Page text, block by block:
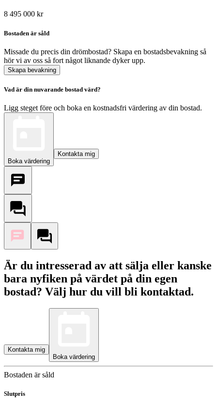
8 495 000 kr
Bostaden är såld
Missade du precis din drömbostad? Skapa en bostadsbevakning så
hör vi av oss så fort något liknande dyker upp.
Skapa bevakning
Vad är din nuvarande bostad värd?
Ligg steget före och boka en kostnadsfri värdering av din bostad.
Boka värdering
Kontakta mig
Är du intresserad av att sälja eller kanske
bara nyfiken på värdet på din egen
bostad? Välj hur du vill bli kontaktad.
Kontakta mig
Boka värdering
Bostaden är såld
Slutpris